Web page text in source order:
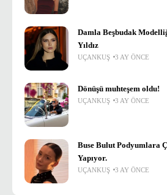
Damla Beşbudak
Yıldız
UÇANKUŞ 3 AY ÖNCE
Dönüşü muhteşem oldu!
UÇANKUŞ 3 AY ÖNCE
Buse Bulut Podyumlara
Yapıyor.
UÇANKUŞ 3 AY ÖNCE